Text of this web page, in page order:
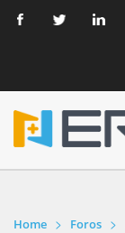
Home Foros